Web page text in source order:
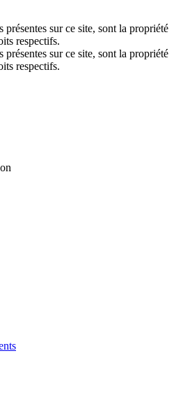
présentes sur ce site, sont la propriété
respectifs.
présentes sur ce site, sont la propriété
respectifs.